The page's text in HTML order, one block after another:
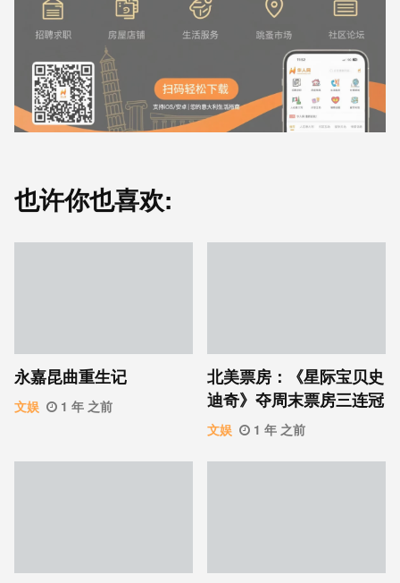
也许你也喜欢:
永嘉昆曲重生记
文娱 1 年 之前
北美票房：《星际宝贝史
迪奇》夺周末票房三连冠
文娱 1 年 之前